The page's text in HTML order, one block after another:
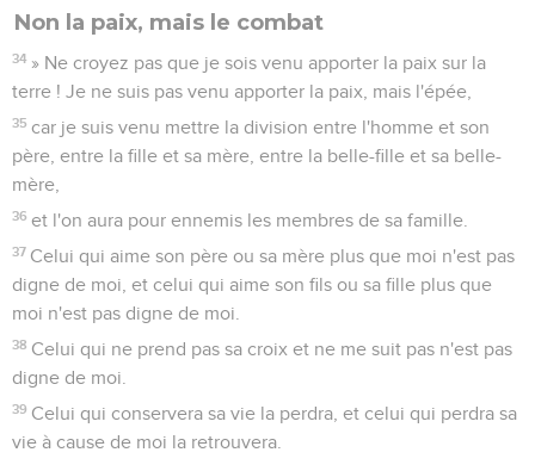
Non la paix, mais le combat
34 » Ne croyez pas que je sois venu apporter la paix sur la
terre ! Je ne suis pas venu apporter la paix, mais l'épée,
35 car je suis venu mettre la division entre l'homme et son
père, entre la fille et sa mère, entre la belle-fille et sa belle-
mère,
36 et l'on aura pour ennemis les membres de sa famille.
37 Celui qui aime son père ou sa mère plus que moi n'est pas
digne de moi, et celui qui aime son fils ou sa fille plus que
moi n'est pas digne de moi.
38 Celui qui ne prend pas sa croix et ne me suit pas n'est pas
digne de moi.
39 Celui qui conservera sa vie la perdra, et celui qui perdra sa
vie à cause de moi la retrouvera.